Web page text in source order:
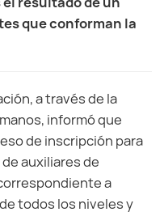
que conforman la
a través de la
informó que
de inscripción para
auxiliares de
a
todos los niveles y